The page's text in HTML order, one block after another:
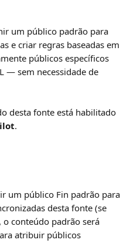
um público padrão para
e criar regras baseadas em
públicos específicos
— sem necessidade de
desta fonte está habilitado
.
um público Fin padrão para
desta fonte (se
conteúdo padrão será
atribuir públicos